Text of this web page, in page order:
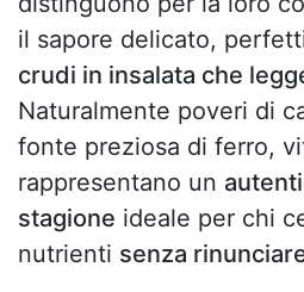
il sapore delicato,
crudi in insalata che
Naturalmente poveri di
fonte preziosa di ferro,
rappresentano un
stagione ideale per chi
nutrienti senza